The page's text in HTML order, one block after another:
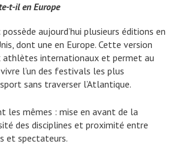
t-il en Europe
possède aujourd’hui plusieurs éditions en
dont une en Europe. Cette version
athlètes internationaux et permet au
l’un des festivals les plus
sans traverser l’Atlantique.
les mêmes : mise en avant de la
des disciplines et proximité entre
et spectateurs.